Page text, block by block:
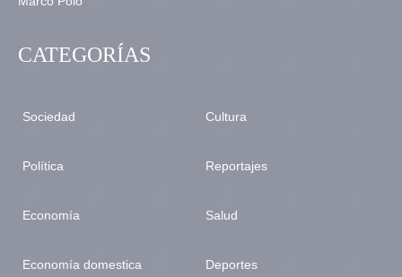
CATEGORÍAS
Sociedad
Política
Economía
Economía domestica
Cultura
Reportajes
Salud
Deportes